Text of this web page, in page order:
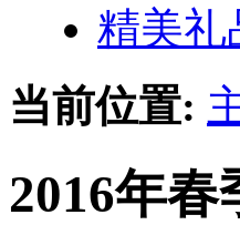
精美礼
当前位置:
2016年